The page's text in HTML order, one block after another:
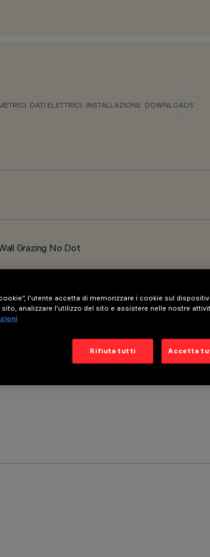
DATI ELETTRICI INSTALLAZIONE DOWNLOADS
Grazing No Dot
l'utente accetta di memorizzare i cookie sul
analizzare l'utilizzo del sito e assistere nelle nostre
Rifiuta tutti Accetta